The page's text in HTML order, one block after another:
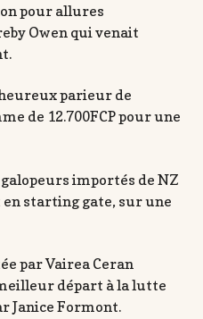
pour allures
Owen qui venait
parieur de
de 12.700FCP pour une
importés de NZ
starting gate, sur une
par Vairea Ceran
départ à la lutte
Janice Formont.